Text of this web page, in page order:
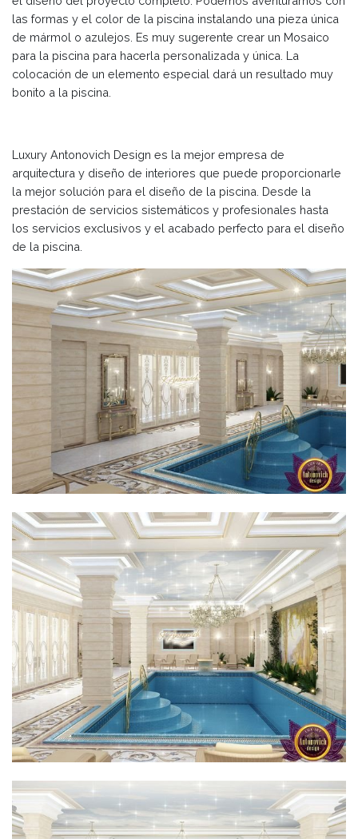
las formas y el color de la piscina instalando una pieza única
de mármol o azulejos. Es muy sugerente crear un Mosaico
para la piscina para hacerla personalizada y única. La
colocación de un elemento especial dará un resultado muy
bonito a la piscina.
Luxury Antonovich Design es la mejor empresa de
arquitectura y diseño de interiores que puede proporcionarle
la mejor solución para el diseño de la piscina. Desde la
prestación de servicios sistemáticos y profesionales hasta
los servicios exclusivos y el acabado perfecto para el diseño
de la piscina.